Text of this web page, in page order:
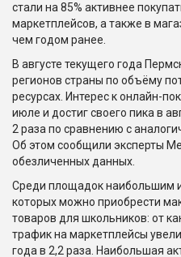
стали на 85% активнее
маркетплейсов, а также в
чем годом ранее.
В августе текущего года
регионов страны по объёму
ресурсах. Интерес к онлайн-
июле и достиг своего пика в
2 раза по сравнению с
Об этом сообщили эксперты
обезличенных данных.
Среди площадок наибольшим
которых можно приобрести
товаров для школьников: от
трафик на маркетплейсы
года в 2,2 раза. Наибольшая